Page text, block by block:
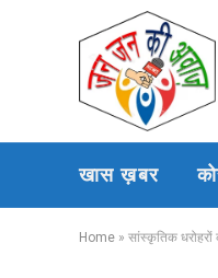
खास ख़बर
Home » सांस्कृतिक धरोहरों